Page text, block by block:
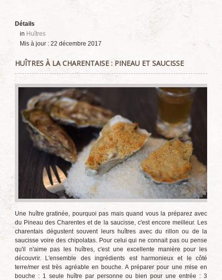
Détails
in Huîtres
Mis à jour : 22 décembre 2017
HUÎTRES À LA CHARENTAISE : PINEAU ET SAUCISSE
Une huître gratinée, pourquoi pas mais quand vous la préparez avec
du Pineau des Charentes et de la saucisse, c'est encore meilleur. Les
charentais dégustent souvent leurs huîtres avec du rillon ou de la
saucisse voire des chipolatas. Pour celui qui ne connait pas ou pense
qu'il n'aime pas les huîtres, c'est une excellente manière pour les
découvrir. L'ensemble des ingrédients est harmonieux et le côté
terre/mer est très agréable en bouche. A préparer pour une mise en
bouche : 1 seule huître par personne ou bien pour une entrée : 3